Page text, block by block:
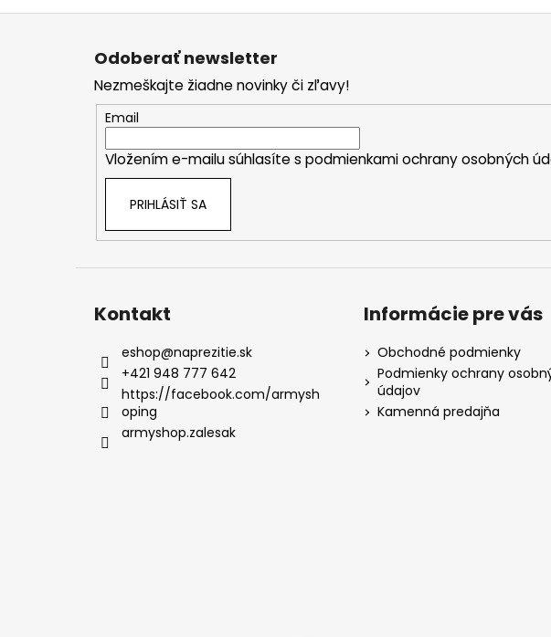
Z
Odoberať newsletter
Nezmeškajte žiadne novinky či zľavy!
Email
Vložením e-mailu súhlasíte s podmienkami ochrany osobných
PRIHLÁSIŤ SA
Kontakt
eshop@naprezitie.sk
+421 948 777 642
https://facebook.com/armysh
oping
armyshop.zalesak
Informácie pre vás
Obchodné podmienky
Podmienky ochrany
údajov
Kamenná predajňa